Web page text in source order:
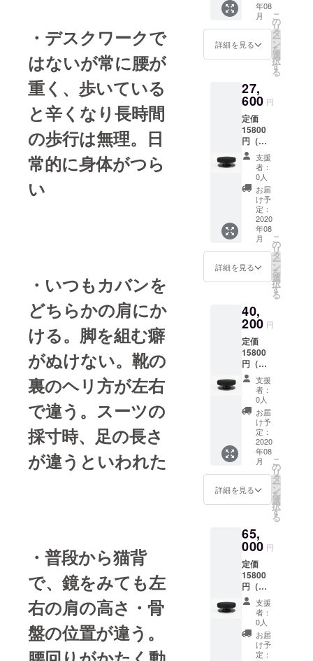
・デスクワークで
はないが常に腰が
重く、歩いている
と辛くなり長時間
の歩行は無理。日
常的に身体がつら
い
・いつもカバンを
どちらかの肩にか
ける。脚を組む癖
がぬけない。靴の
裏のヘリ方が左右
で違う。スーツの
採寸時、足の長さ
が違うといわれた
・普段から猫背
で、鏡をみても左
右の肩の高さ・骨
盤の位置が違う。
ることを決
意。
スポーツト
整骨院、カ
イロプラク
ティック
院、整形外
科、著名な
カイロプラ
クターに弟
子入りなど
で修業後、
1998年 東
京・港区・
元気堂 開
独自の整体
技術「JPバ
ランス療
法」を確
立、書籍
「関節力で
身体を最適
化する」＆
DVD「JPバ
ランス療
法」出版。
2005年 誉田
スクール開
校 、カイロ
プラク
ティック院4
2018年より
健康器具の
届けい
たしま
す。
年08
月
詳細を見る
こ
の
リ
タ
ー
ン
を
選
択
す
る
27,
600 円
定価
15800
円（税
込）・
骨盤ス
タビラ
イ
ザー 2
個 お
届けい
たしま
す。
支援
者：
0人
お届
け予
定：
2020
年08
月
詳細を見る
こ
の
リ
タ
ー
ン
を
選
択
す
る
40,
200 円
定価
15800
円（税
込）・
骨盤ス
タビラ
イ
ザー
３個
お届け
いたし
ます。
支援
者：
0人
お届
け予
定：
2020
年08
月
詳細を見る
こ
の
リ
タ
ー
ン
を
選
択
す
る
65,
000 円
定価
15800
円（税
込）・
骨盤ス
タビラ
イ
ザー 5
個 お
支援
者：
0人
お届
け予
定：